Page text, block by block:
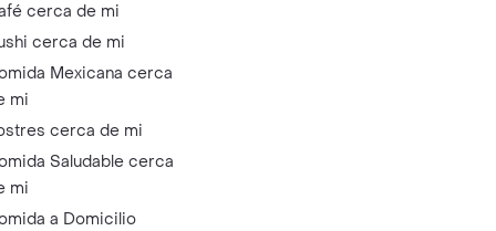
cerca de mi
cerca de mi
Mexicana cerca
mi
cerca de mi
Saludable cerca
mi
a Domicilio